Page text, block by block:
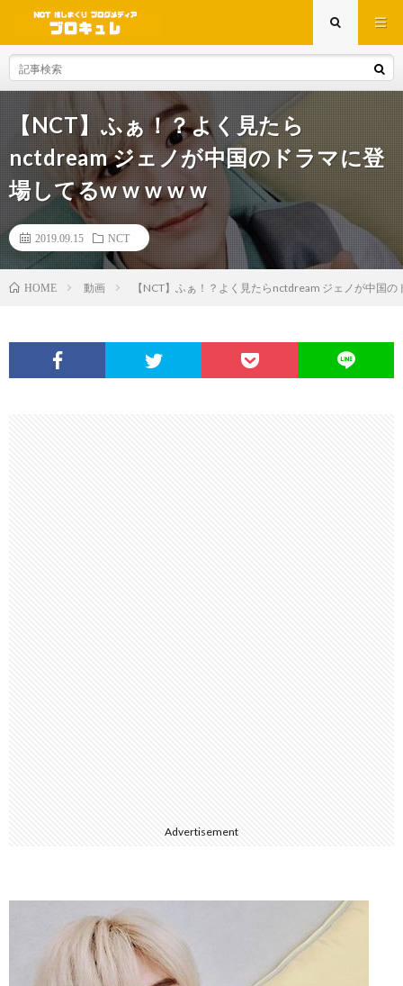
【NCT】ふぁ！？よく見たら
nctdream ジェノが中国のドラマに登
場してるw w w w w
2019.09.15 NCT
HOME 動画 【NCT】ふぁ！？よく見たらnctdream ジェノが中国
Advertisement